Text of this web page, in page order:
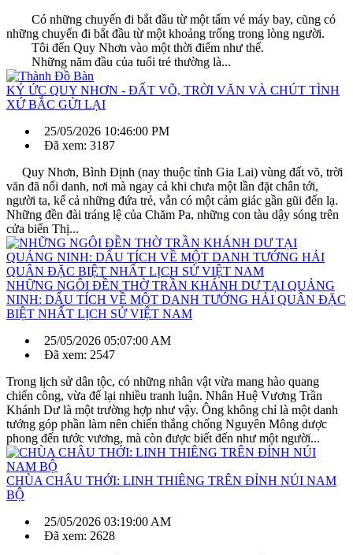
Có những chuyến đi bắt đầu từ một tấm vé máy bay, cũng có
những chuyến đi bắt đầu từ một khoảng trống trong lòng người.
Tôi đến Quy Nhơn vào một thời điểm như thế.
Những năm đầu của tuổi trẻ thường là...
KÝ ỨC QUY NHƠN - ĐẤT VÕ, TRỜI VĂN VÀ CHÚT TÌNH
XỨ BẮC GỬI LẠI
25/05/2026 10:46:00 PM
Đã xem: 3187
Quy Nhơn, Bình Định (nay thuộc tỉnh Gia Lai) vùng đất võ, trời
văn đã nổi danh, nơi mà ngay cả khi chưa một lần đặt chân tới,
người ta, kể cả những đứa trẻ, vẫn có một cảm giác gần gũi đến lạ.
Những đền đài tráng lệ của Chăm Pa, những con tàu dậy sóng trên
cửa biển Thị...
NHỮNG NGÔI ĐỀN THỜ TRẦN KHÁNH DƯ TẠI QUẢNG
NINH: DẤU TÍCH VỀ MỘT DANH TƯỚNG HẢI QUÂN ĐẶC
BIỆT NHẤT LỊCH SỬ VIỆT NAM
25/05/2026 05:07:00 AM
Đã xem: 2547
Trong lịch sử dân tộc, có những nhân vật vừa mang hào quang
chiến công, vừa để lại nhiều tranh luận. Nhân Huệ Vương Trần
Khánh Dư là một trường hợp như vậy. Ông không chỉ là một danh
tướng góp phần làm nên chiến thắng chống Nguyên Mông dược
phong đến tước vương, mà còn được biết đến như một người...
CHÙA CHÂU THỚI: LINH THIÊNG TRÊN ĐỈNH NÚI NAM
BỘ
25/05/2026 03:19:00 AM
Đã xem: 2628